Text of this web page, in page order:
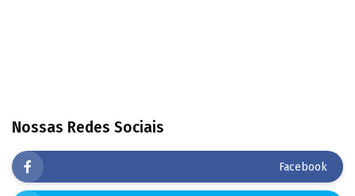
Nossas Redes Sociais
Facebook